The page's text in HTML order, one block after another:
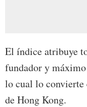
El índice atribuye
fundador y
lo cual lo convierte
de Hong Kong.